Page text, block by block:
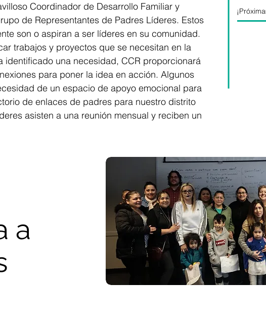
Coordinador de Desarrollo Familiar y
de Representantes de Padres Líderes. Estos
son o aspiran a ser líderes en su comunidad.
trabajos y proyectos que se necesitan en la
identificado una necesidad, CCR proporcionará
para poner la idea en acción. Algunos
de un espacio de apoyo emocional para
de enlaces de padres para nuestro distrito
asisten a una reunión mensual y reciben un
a